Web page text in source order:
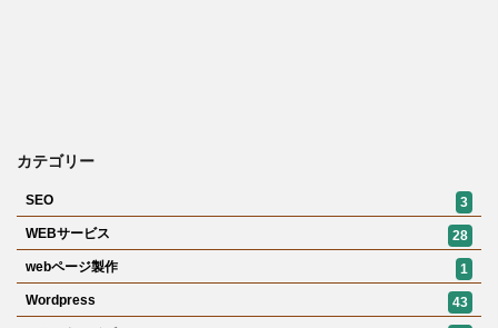
カテゴリー
SEO
3
WEBサービス
28
webページ製作
1
Wordpress
43